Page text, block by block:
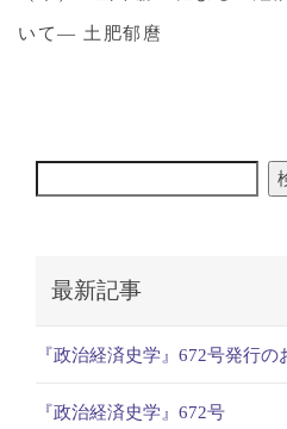
いて― 土肥郁麿
最新記事
『政治経済史学』672号発行の
『政治経済史学』672号